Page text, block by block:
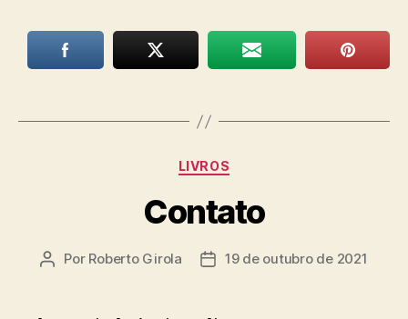
Categorias
LIVROS
Contato
Autor
Por Roberto Girola
Data19 de outubro de 2021